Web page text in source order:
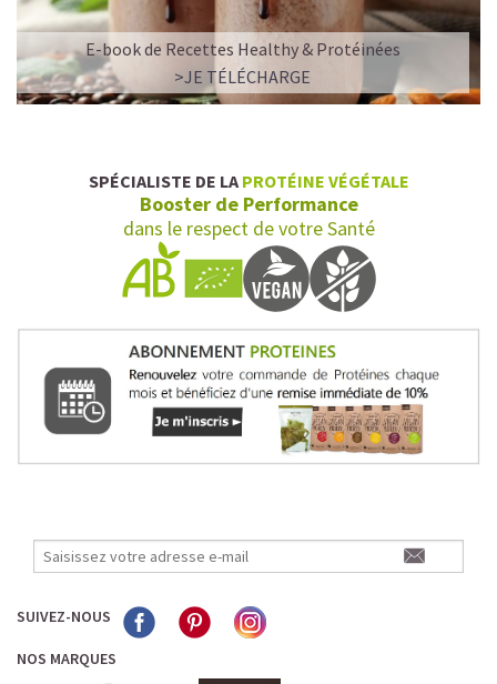
E-book de Recettes Healthy & Protéinées
>JE TÉLÉCHARGE
SPÉCIALISTE DE LA PROTÉINE VÉGÉTALE
Booster de Performance
dans le respect de votre Santé
SUIVEZ-NOUS
NOS MARQUES